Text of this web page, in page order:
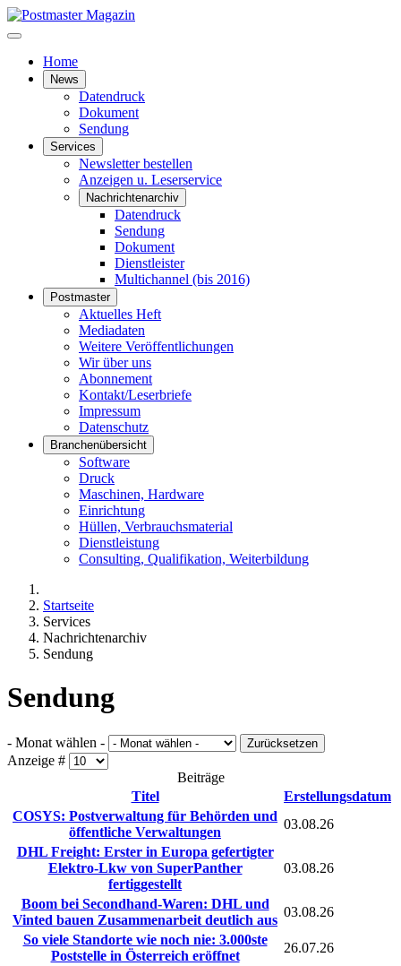
Home
News
Datendruck
Dokument
Sendung
Services
Newsletter bestellen
Anzeigen u. Leserservice
Nachrichtenarchiv
Datendruck
Sendung
Dokument
Dienstleister
Multichannel (bis 2016)
Postmaster
Aktuelles Heft
Mediadaten
Weitere Veröffentlichungen
Wir über uns
Abonnement
Kontakt/Leserbriefe
Impressum
Datenschutz
Branchenübersicht
Software
Druck
Maschinen, Hardware
Einrichtung
Hüllen, Verbrauchsmaterial
Dienstleistung
Consulting, Qualifikation, Weiterbildung
Startseite
Services
Nachrichtenarchiv
Sendung
Sendung
- Monat wählen - Zurücksetzen
Anzeige #
Beiträge
Titel
Erstellungsdatum
COSYS: Postverwaltung für Behörden und
öffentliche Verwaltungen
03.08.26
DHL Freight: Erster in Europa gefertigter
Elektro-Lkw von SuperPanther
fertiggestellt
03.08.26
Boom bei Secondhand-Waren: DHL und
Vinted bauen Zusammenarbeit deutlich aus
03.08.26
So viele Standorte wie noch nie: 3.000ste
Poststelle in Österreich eröffnet
26.07.26